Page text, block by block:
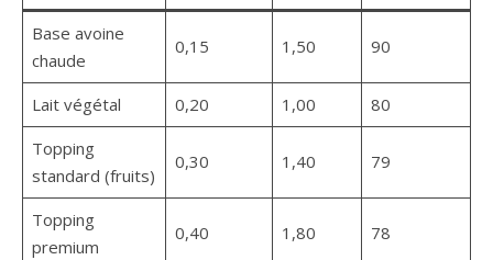
Base avoine
chaude
0,15 1,50 90
Lait végétal 0,20 1,00
80
Topping
standard (fruits)
0,30 1,40 79
Topping
premium
0,40 1,80 78